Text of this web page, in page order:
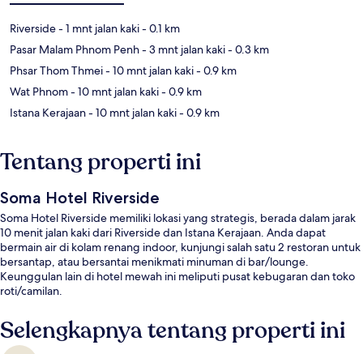
Riverside- 1 mnt jalan kaki- 0.1 km
Pasar Malam Phnom Penh- 3 mnt jalan kaki- 0.3 km
Phsar Thom Thmei- 10 mnt jalan kaki- 0.9 km
Wat Phnom- 10 mnt jalan kaki- 0.9 km
Istana Kerajaan- 10 mnt jalan kaki- 0.9 km
Tentang properti ini
Soma Hotel Riverside
Soma Hotel Riverside memiliki lokasi yang strategis, berada dalam jarak
10 menit jalan kaki dari Riverside dan Istana Kerajaan. Anda dapat
bermain air di kolam renang indoor, kunjungi salah satu 2 restoran untuk
bersantap, atau bersantai menikmati minuman di bar/lounge.
Keunggulan lain di hotel mewah ini meliputi pusat kebugaran dan toko
roti/camilan.
Selengkapnya tentang properti ini